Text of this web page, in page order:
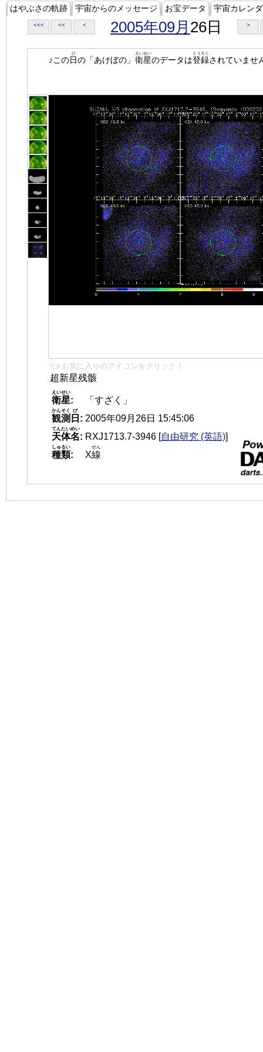
はやぶさの軌跡 宇宙からのメッセージ お宝データ 宇宙カレン
<<< << < 2005年09月 26日 >
♪この日
ひ
の「あけぼの」 衛星
えいせい
のデータは登録
とうろく
されていませ
👈 お気に入りのアイコンをクリック！
超新星残骸
衛星
えいせい
:
「すざく」
観測
かんそく
日
び
: 2005年09月26日 15:45:06
天体名
てんたいめい
: RXJ1713.7-3946 [自由研究 (英語)]
種類
しゅるい
: X線
せん